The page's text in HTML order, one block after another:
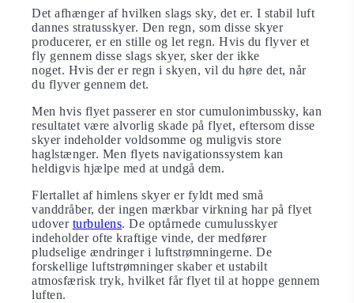
Det afhænger af hvilken slags sky, det er. I stabil luft
dannes stratusskyer. Den regn, som disse skyer
producerer, er en stille og let regn. Hvis du flyver et
fly gennem disse slags skyer, sker der ikke
noget. Hvis der er regn i skyen, vil du høre det, når
du flyver gennem det.
Men hvis flyet passerer en stor cumulonimbussky, kan
resultatet være alvorlig skade på flyet, eftersom disse
skyer indeholder voldsomme og muligvis store
haglstænger. Men flyets navigationssystem kan
heldigvis hjælpe med at undgå dem.
Flertallet af himlens skyer er fyldt med små
vanddråber, der ingen mærkbar virkning har på flyet
udover turbulens. De optårnede cumulusskyer
indeholder ofte kraftige vinde, der medfører
pludselige ændringer i luftstrømningerne. De
forskellige luftstrømninger skaber et ustabilt
atmosfærisk tryk, hvilket får flyet til at hoppe gennem
luften.